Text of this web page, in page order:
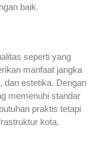
baik.
seperti yang
manfaat jangka
dan estetika. Dengan
memenuhi standar
praktis tetapi
kota.